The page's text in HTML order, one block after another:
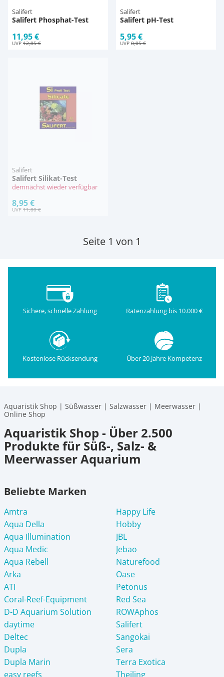
Salifert
Salifert Phosphat-Test
11,95 €
UVP 12,85 €
Salifert
Salifert pH-Test
5,95 €
UVP 8,05 €
Salifert
Salifert Silikat-Test
demnächst wieder verfügbar
8,95 €
UVP 11,80 €
Seite 1 von 1
Sichere, schnelle Zahlung Ratenzahlung bis 10.000 €
Kostenlose Rücksendung Über 20 Jahre Kompetenz
Aquaristik Shop | Süßwasser | Salzwasser | Meerwasser |
Online Shop
Aquaristik Shop - Über 2.500
Produkte für Süß-, Salz- &
Meerwasser Aquarium
Beliebte Marken
Amtra
Aqua Della
Aqua Illumination
Aqua Medic
Aqua Rebell
Arka
ATI
Coral-Reef-Equipment
D-D Aquarium Solution
daytime
Deltec
Dupla
Dupla Marin
easy reefs
Happy Life
Hobby
JBL
Jebao
Naturefood
Oase
Petonus
Red Sea
ROWAphos
Salifert
Sangokai
Sera
Terra Exotica
Theiling